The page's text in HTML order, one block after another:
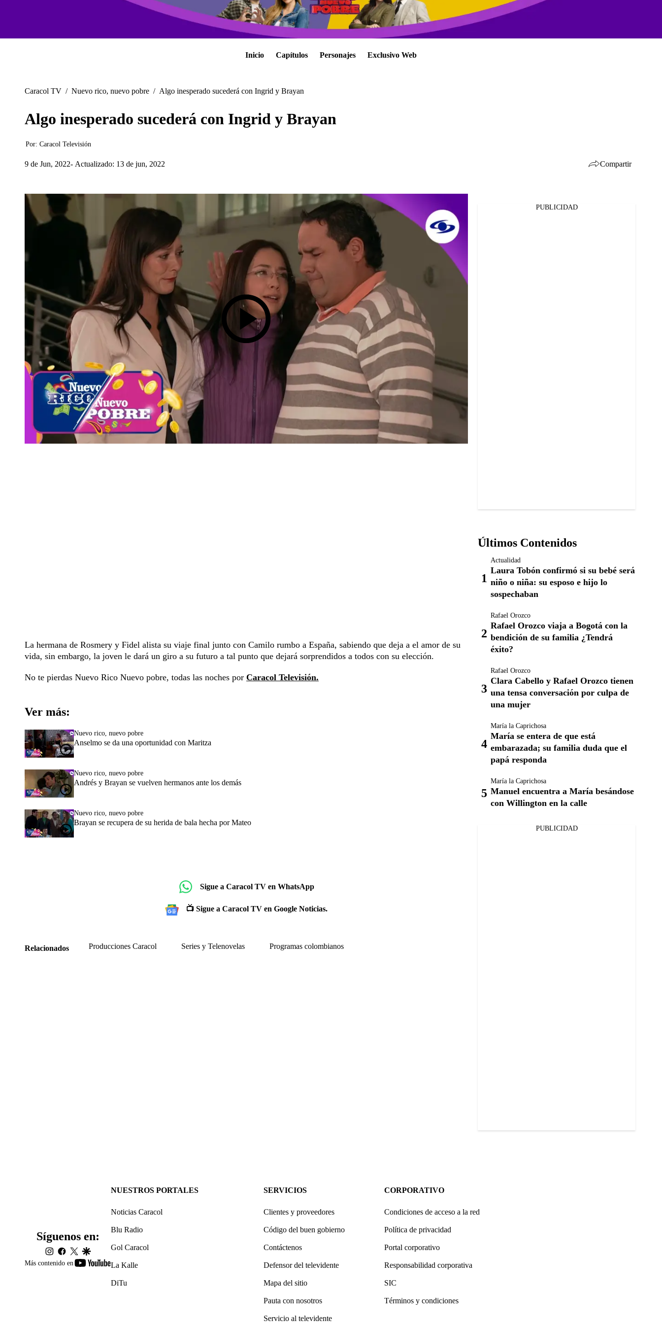
Inicio Capítulos Personajes Exclusivo Web
Caracol TV / Nuevo rico, nuevo pobre / Algo inesperado sucederá con Ingrid y Brayan
Algo inesperado sucederá con Ingrid y Brayan
Por: Caracol Televisión
9 de Jun, 2022 Actualizado: 13 de jun, 2022 Compartir
La hermana de Rosmery y Fidel alista su viaje final junto con Camilo rumbo a España, sabiendo que deja a el amor de su
vida, sin embargo, la joven le dará un giro a su futuro a tal punto que dejará sorprendidos a todos con su elección.
No te pierdas Nuevo Rico Nuevo pobre, todas las noches por Caracol Televisión.
Ver más:
Nuevo rico, nuevo pobre
Anselmo se da una oportunidad con Maritza
Nuevo rico, nuevo pobre
Andrés y Brayan se vuelven hermanos ante los demás
Nuevo rico, nuevo pobre
Brayan se recupera de su herida de bala hecha por Mateo
Sigue a Caracol TV en WhatsApp
📺 Sigue a Caracol TV en Google Noticias.
Relacionados Producciones Caracol Series y Telenovelas Programas colombianos
PUBLICIDAD
Últimos Contenidos
Actualidad
Laura Tobón confirmó si su bebé será
niño o niña: su esposo e hijo lo
sospechaban
Rafael Orozco
Rafael Orozco viaja a Bogotá con la
bendición de su familia ¿Tendrá
éxito?
Rafael Orozco
Clara Cabello y Rafael Orozco tienen
una tensa conversación por culpa de
una mujer
María la Caprichosa
María se entera de que está
embarazada; su familia duda que el
papá responda
María la Caprichosa
Manuel encuentra a María besándose
con Willington en la calle
PUBLICIDAD
Más contenido en
youtube-
Síguenos en:
instagram
facebook
twittergoogle
NUESTROS PORTALES
Noticias Caracol
Blu Radio
Gol Caracol
La Kalle
DiTu
SERVICIOS
Clientes y proveedores
Código del buen gobierno
Contáctenos
Defensor del televidente
Mapa del sitio
Pauta con nosotros
Servicio al televidente
CORPORATIVO
Condiciones de acceso a la red
Política de privacidad
Portal corporativo
Responsabilidad corporativa
SIC
Términos y condiciones